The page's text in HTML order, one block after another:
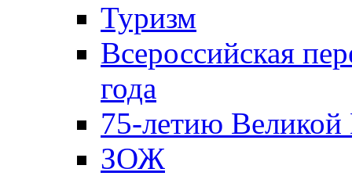
Туризм
Всероссийская
года
75-летию
ЗОЖ